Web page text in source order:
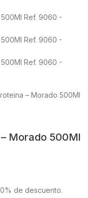
– Morado 500Ml
Morado 500Ml
de descuento.